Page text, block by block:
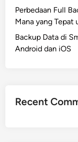
Perbedaan Full
Mana yang Tepat
Backup Data di
Android dan iOS
Recent